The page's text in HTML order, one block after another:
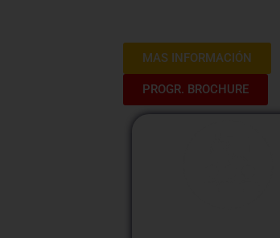
MAS INFORMACIÓN
PROGR. BROCHURE